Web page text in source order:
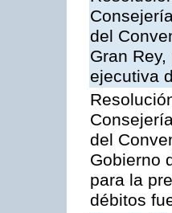
del
Gran
ejecutiva
del
Gobierno
para la
débitos